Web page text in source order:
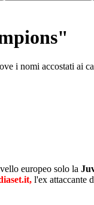
i nomi accostati ai
europeo solo la
l'ex attaccante